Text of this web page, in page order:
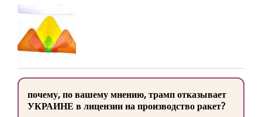
почему, по вашему мнению, трамп отказывает
УКРАИНЕ в лицензии на производство ракет?